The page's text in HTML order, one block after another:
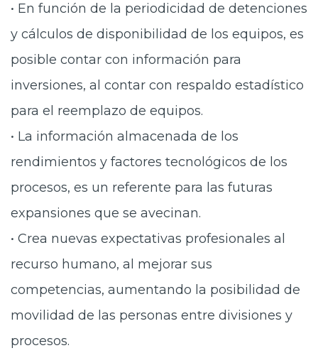
• En función de la periodicidad de detenciones
y cálculos de disponibilidad de los equipos, es
posible contar con información para
inversiones, al contar con respaldo estadístico
para el reemplazo de equipos.
• La información almacenada de los
rendimientos y factores tecnológicos de los
procesos, es un referente para las futuras
expansiones que se avecinan.
• Crea nuevas expectativas profesionales al
recurso humano, al mejorar sus
competencias, aumentando la posibilidad de
movilidad de las personas entre divisiones y
procesos.